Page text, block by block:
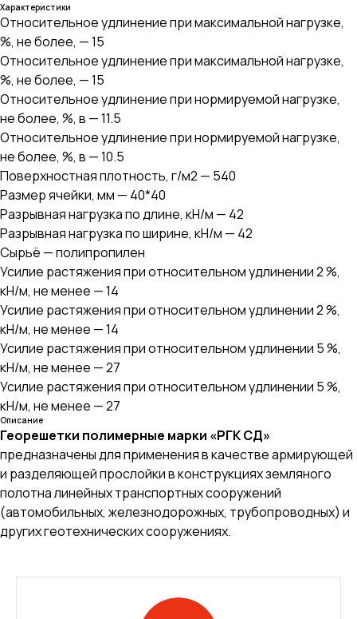
Характеристики
Относительное удлинение при максимальной нагрузке,
%, не более, — 15
Относительное удлинение при максимальной нагрузке,
%, не более, — 15
Относительное удлинение при нормируемой нагрузке,
не более, %, в — 11.5
Относительное удлинение при нормируемой нагрузке,
не более, %, в — 10.5
Поверхностная плотность, г/м2 — 540
Размер ячейки, мм — 40*40
Разрывная нагрузка по длине, кН/м — 42
Разрывная нагрузка по ширине, кН/м — 42
Сырьё — полипропилен
Усилие растяжения при относительном удлинении 2 %,
кН/м, не менее — 14
Усилие растяжения при относительном удлинении 2 %,
кН/м, не менее — 14
Усилие растяжения при относительном удлинении 5 %,
кН/м, не менее — 27
Усилие растяжения при относительном удлинении 5 %,
кН/м, не менее — 27
Описание
Георешетки полимерные марки «РГК СД»
предназначены для применения в качестве армирующей
и разделяющей прослойки в конструкциях земляного
полотна линейных транспортных сооружений
(автомобильных, железнодорожных, трубопроводных) и
других геотехнических сооружениях.